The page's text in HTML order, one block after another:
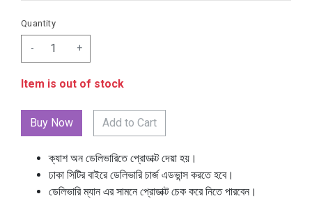
Quantity
- +
Item is out of stock
Add to Cart
ক্যাশ অন ডেলিভারিতে প্রোডাক্ট দেয়া হয়।
ঢাকা সিটির বাইরে ডেলিভারি চার্জ এডভান্স করতে হবে।
ডেলিভারি ম্যান এর সামনে প্রোডাক্ট চেক করে নিতে পারবেন।